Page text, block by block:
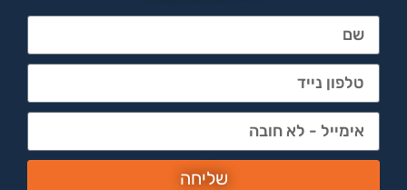
שליחה